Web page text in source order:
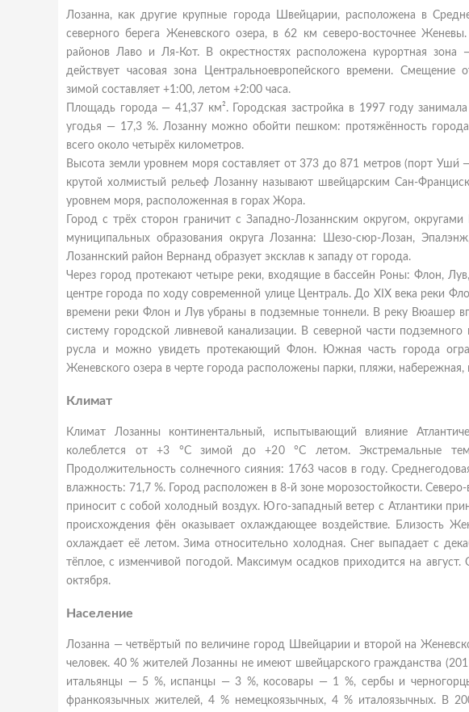
Лозанна, как другие крупные города Швейцарии, расположена в
северного берега Женевского озера, в 62 км северо-восточнее
районов Лаво и Ля-Кот. В окрестностях расположена курортная
действует часовая зона Центральноевропейского времени. Смещение
зимой составляет +1:00, летом +2:00 часа.
Площадь города — 41,37 км². Городская застройка в 1997 году
угодья — 17,3 %. Лозанну можно обойти пешком: протяжённость
всего около четырёх километров.
Высота земли уровнем моря составляет от 373 до 871 метров (порт
крутой холмистый рельеф Лозанну называют швейцарским Сан-
уровнем моря, расположенная в горах Жора.
Город с трёх сторон граничит с Западно-Лозаннским округом,
муниципальных образования округа Лозанна: Шезо-сюр-Лозан,
Лозаннский район Вернанд образует эксклав к западу от города.
Через город протекают четыре реки, входящие в бассейн Роны: Флон,
центре города по ходу современной улице Централь. До XIX века реки
времени реки Флон и Лув убраны в подземные тоннели. В реку Вюашер
систему городской ливневой канализации. В северной части
русла и можно увидеть протекающий Флон. Южная часть города
Женевского озера в черте города расположены парки, пляжи,
Климат
Климат Лозанны континентальный, испытывающий влияние
колеблется от +3 °C зимой до +20 °C летом. Экстремальные
Продолжительность солнечного сияния: 1763 часов в году.
влажность: 71,7 %. Город расположен в 8-й зоне морозостойкости.
приносит с собой холодный воздух. Юго-западный ветер с Атлантики
происхождения фён оказывает охлаждающее воздействие. Близость
охлаждает её летом. Зима относительно холодная. Снег выпадает с
тёплое, с изменчивой погодой. Максимум осадков приходится на
октября.
Население
Лозанна — четвёртый по величине город Швейцарии и второй на
человек. 40 % жителей Лозанны не имеют швейцарского гражданства
итальянцы — 5 %, испанцы — 3 %, косовары — 1 %, сербы и
франкоязычных жителей, 4 % немецкоязычных, 4 % италоязычных. В